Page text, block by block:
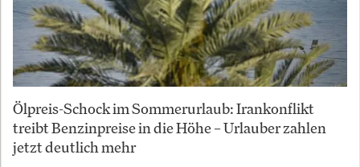
Ölpreis-Schock im Sommerurlaub: Irankonflikt
treibt Benzinpreise in die Höhe – Urlauber zahlen
jetzt deutlich mehr